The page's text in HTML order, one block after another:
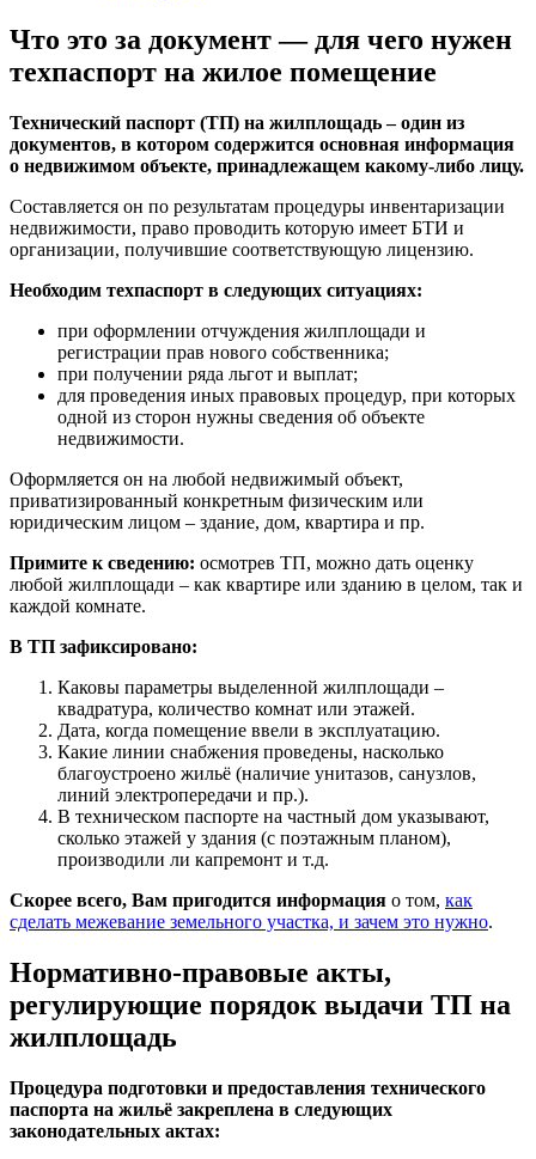
Что это за документ — для чего нужен
техпаспорт на жилое помещение
Технический паспорт (ТП) на жилплощадь – один из
документов, в котором содержится основная информация
о недвижимом объекте, принадлежащем какому-либо лицу.
Составляется он по результатам процедуры инвентаризации
недвижимости, право проводить которую имеет БТИ и
организации, получившие соответствующую лицензию.
Необходим техпаспорт в следующих ситуациях:
при оформлении отчуждения жилплощади и
регистрации прав нового собственника;
при получении ряда льгот и выплат;
для проведения иных правовых процедур, при которых
одной из сторон нужны сведения об объекте
недвижимости.
Оформляется он на любой недвижимый объект,
приватизированный конкретным физическим или
юридическим лицом – здание, дом, квартира и пр.
Примите к сведению: осмотрев ТП, можно дать оценку
любой жилплощади – как квартире или зданию в целом, так и
каждой комнате.
В ТП зафиксировано:
Каковы параметры выделенной жилплощади –
квадратура, количество комнат или этажей.
Дата, когда помещение ввели в эксплуатацию.
Какие линии снабжения проведены, насколько
благоустроено жильё (наличие унитазов, санузлов,
линий электропередачи и пр.).
В техническом паспорте на частный дом указывают,
сколько этажей у здания (с поэтажным планом),
производили ли капремонт и т.д.
Скорее всего, Вам пригодится информация о том, как
сделать межевание земельного участка, и зачем это нужно.
Нормативно-правовые акты,
регулирующие порядок выдачи ТП на
жилплощадь
Процедура подготовки и предоставления технического
паспорта на жильё закреплена в следующих
законодательных актах: